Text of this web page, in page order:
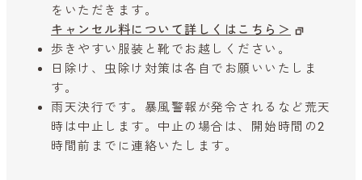
をいただきます。
キャンセル料について詳しくはこちら＞
歩きやすい服装と靴でお越しください。
日除け、虫除け対策は各自でお願いいたしま
す。
雨天決行です。暴風警報が発令されるなど荒天
時は中止します。中止の場合は、開始時間の2
時間前までに連絡いたします。